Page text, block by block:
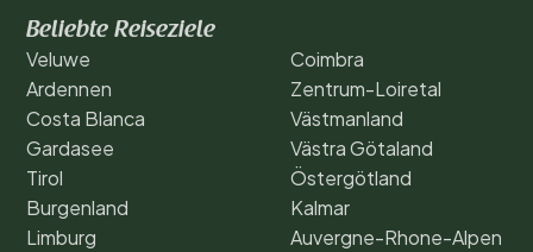
Beliebte Reiseziele
Veluwe
Ardennen
Costa Blanca
Gardasee
Tirol
Burgenland
Limburg
Coimbra
Zentrum-Loiretal
Västmanland
Västra Götaland
Östergötland
Kalmar
Auvergne-Rhone-Alpen